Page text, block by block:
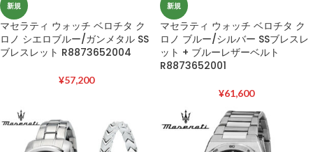
新規
マセラティ ウォッチ ベロチタ ク
ロノ シエロブルー/ガンメタル SS
ブレスレット R8873652004
¥57,200
新規
マセラティ ウォッチ ベロチタ ク
ロノ ブルー/シルバー SSブレスレ
ット + ブルーレザーベルト
R8873652001
¥61,600